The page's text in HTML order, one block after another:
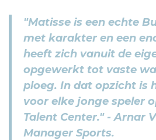
"Matisse is een echte
met karakter en een
heeft zich vanuit de
opgewerkt tot vaste
ploeg. In dat opzicht is
voor elke jonge speler
Talent Center." - Arnar
Manager Sports.